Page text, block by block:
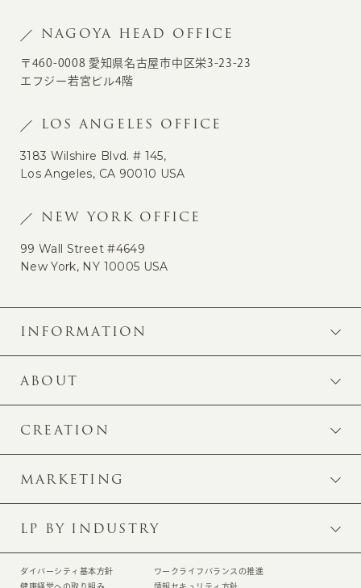
NAGOYA HEAD OFFICE
〒460-0008 愛知県名古屋市中区栄3-23-23
エフジー若宮ビル4階
LOS ANGELES OFFICE
3183 Wilshire Blvd. # 145,
Los Angeles, CA 90010 USA
NEW YORK OFFICE
99 Wall Street #4649
New York, NY 10005 USA
INFORMATION
ABOUT
CREATION
MARKETING
LP BY INDUSTRY
ダイバーシティ基本方針
ワークライフバランスの推進
健康経営への取り組み
情報セキュリティ方針